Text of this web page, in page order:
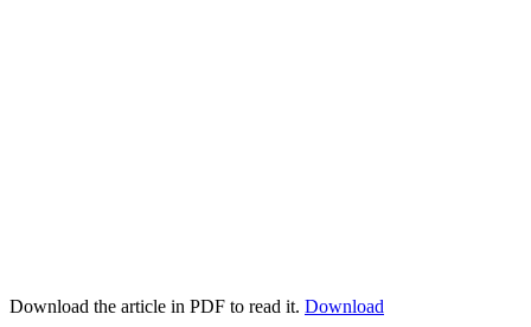
Download the article in PDF to read it. Download